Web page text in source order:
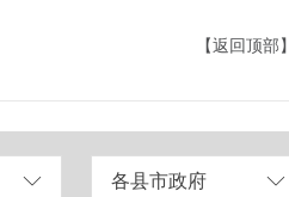
【返回顶部】
各县市政府